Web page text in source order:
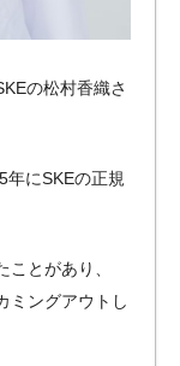
の松村香織さ
年にSKEの正規
とがあり、
ミングアウトし